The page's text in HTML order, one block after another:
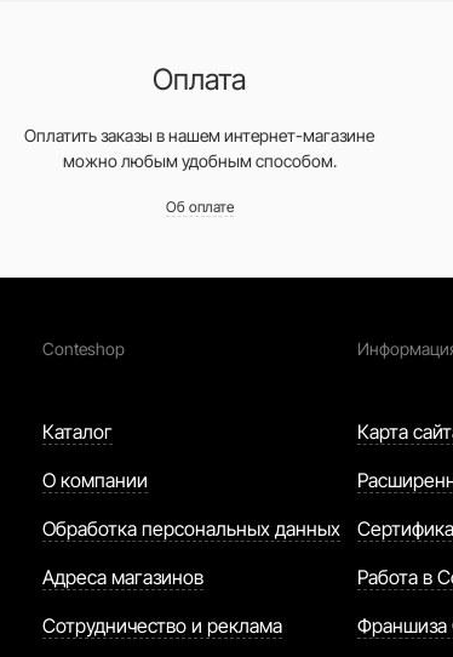
Оплата
Оплатить заказы в нашем интернет-магазине
можно любым удобным способом.
Об оплате
Conteshop
Каталог
О компании
Обработка персональных данных
Адреса магазинов
Сотрудничество и реклама
Карта
Работа в
Франшиза